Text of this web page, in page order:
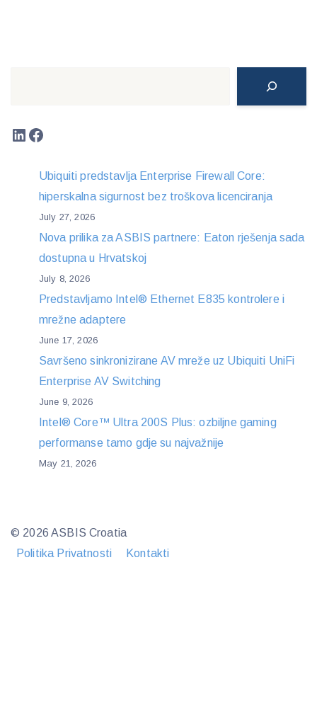
LinkedIn
Facebook
Ubiquiti predstavlja Enterprise Firewall Core:
hiperskalna sigurnost bez troškova licenciranja
July 27, 2026
Nova prilika za ASBIS partnere: Eaton rješenja sada
dostupna u Hrvatskoj
July 8, 2026
Predstavljamo Intel® Ethernet E835 kontrolere i
mrežne adaptere
June 17, 2026
Savršeno sinkronizirane AV mreže uz Ubiquiti UniFi
Enterprise AV Switching
June 9, 2026
Intel® Core™ Ultra 200S Plus: ozbiljne gaming
performanse tamo gdje su najvažnije
May 21, 2026
© 2026 ASBIS Croatia
Politika Privatnosti
Kontakti